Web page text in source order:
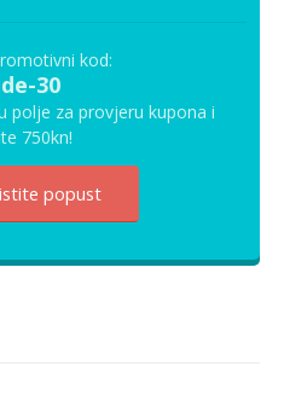
kod:
30
polje za provjeru kupona i
750kn!
popust